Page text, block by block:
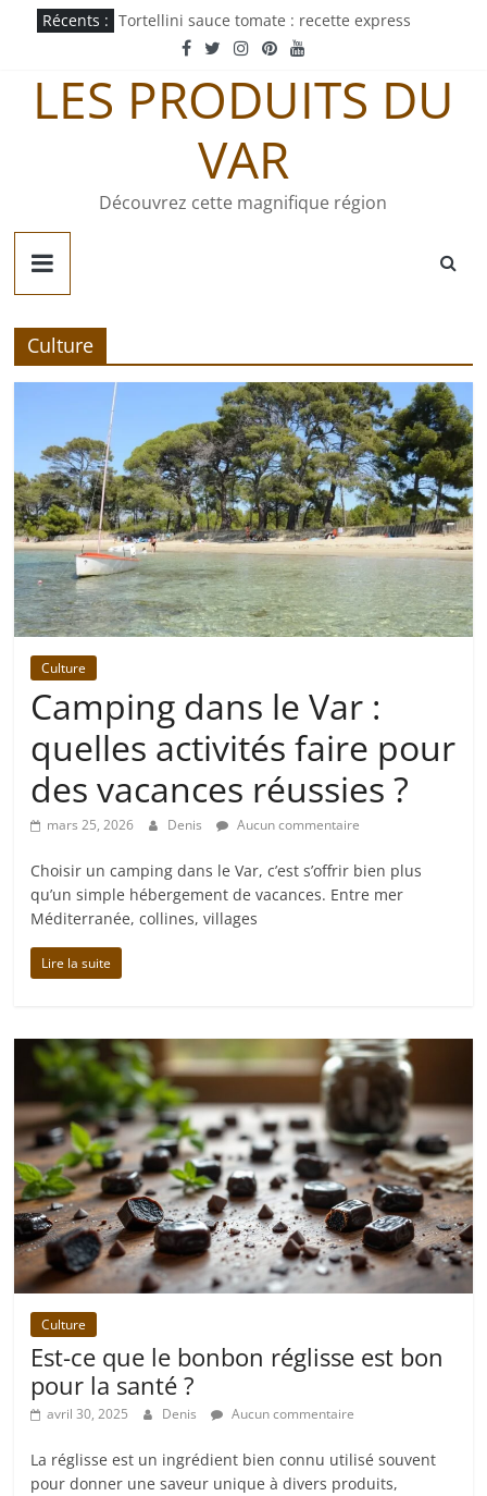
PasserRécents : Tortellini sauce tomate : recette express
Mayonnaise au curry : recette maison facile
Pâté gaumais : recette et origine
Quiche jurassienne : recette traditionnelle
LES PRODUITS DU
VAR
Découvrez cette magnifique région
Culture
Culture
Camping dans le Var :
quelles activités faire pour
des vacances réussies ?
mars 25, 2026 Denis Aucun commentaire
Choisir un camping dans le Var, c’est s’offrir bien plus
qu’un simple hébergement de vacances. Entre mer
Méditerranée, collines, villages
Lire la suite
Culture
Est-ce que le bonbon réglisse est bon
pour la santé ?
avril 30, 2025 Denis Aucun commentaire
La réglisse est un ingrédient bien connu utilisé souvent
pour donner une saveur unique à divers produits,